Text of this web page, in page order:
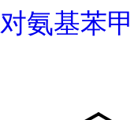
对氨基苯